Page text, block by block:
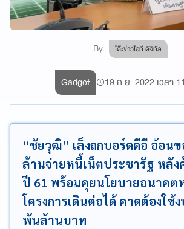
By โต๊ะข่าวไอที ดิจิทัล
Gadget 19 ก.ย. 2022 เวลา
“ชัยวุฒิ” เล็งถกบอร์ดดีอี อ้อนข
ล้านจ่ายหนี้เน็ตประชารัฐ หลัง
ปี 61 พร้อมคุยนโยบายอนาคต
โครงการเดินต่อได้ คาดต้องใช้
พันล้านบาท